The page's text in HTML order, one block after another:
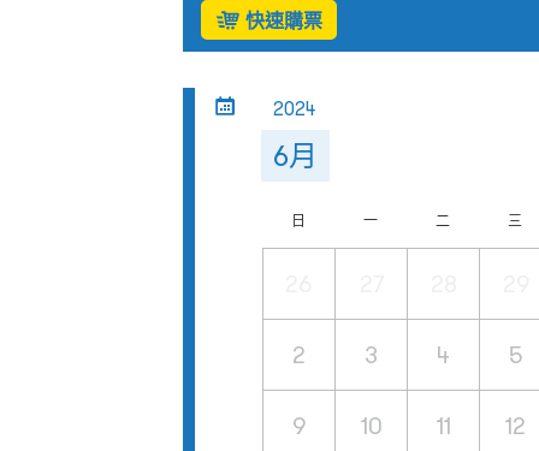
快速購票
2024
6月
日 一 二 三
2 3 4 5
9 10 11 12